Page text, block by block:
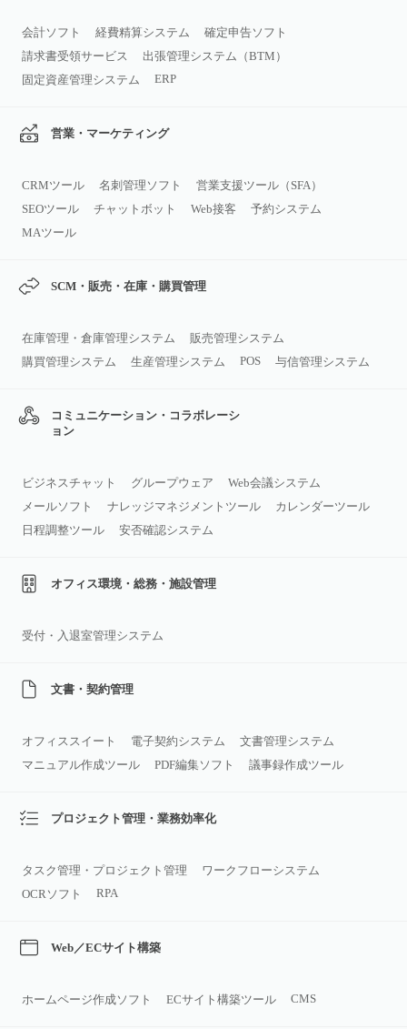
会計ソフト 経費精算システム
確定申告ソフト
請求書受領サービス
出張管理システム（BTM）
固定資産管理システム
ERP
営業・マーケティング
CRMツール 名刺管理ソフト
営業支援ツール（SFA）
SEOツール
チャットボット Web接客
予約システム
MAツール
SCM・販売・在庫・購買管理
在庫管理・倉庫管理システム
販売管理システム
購買管理システム
生産管理システム POS 与信管理システム
コミュニケーション・コラボレーシ
ョン
ビジネスチャット グループウェア
Web会議システム
メールソフト
ナレッジマネジメントツール
カレンダーツール
日程調整ツール
安否確認システム
オフィス環境・総務・施設管理
受付・入退室管理システム
文書・契約管理
オフィススイート 電子契約システム
文書管理システム
マニュアル作成ツール
PDF編集ソフト 議事録作成ツール
プロジェクト管理・業務効率化
タスク管理・プロジェクト管理
ワークフローシステム
OCRソフト
RPA
Web／ECサイト構築
ホームページ作成ソフト ECサイト構築ツール CMS